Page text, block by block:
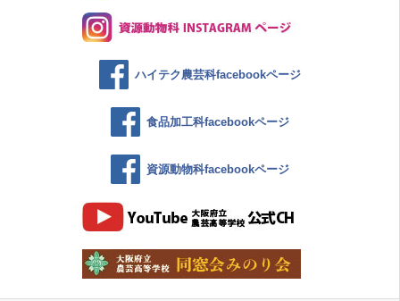
ハイテク農芸科facebookページ
食品加工科facebookページ
資源動物科facebookページ